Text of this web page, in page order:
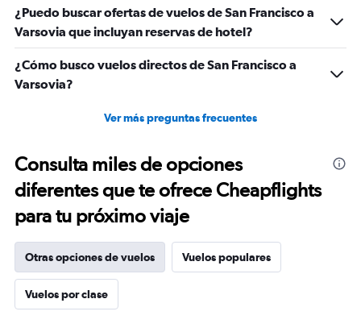
¿Puedo buscar ofertas de vuelos de San Francisco a
Varsovia que incluyan reservas de hotel?
¿Cómo busco vuelos directos de San Francisco a
Varsovia?
Ver más preguntas frecuentes
Consulta miles de opciones
diferentes que te ofrece Cheapflights
para tu próximo viaje
Otras opciones de vuelos Vuelos populares
Vuelos por clase